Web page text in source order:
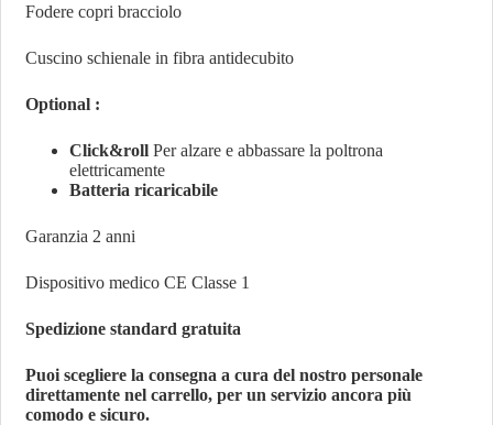
Fodere copri bracciolo
Cuscino schienale in fibra antidecubito
Optional :
Click&roll Per alzare e abbassare la poltrona
elettricamente
Batteria ricaricabile
Garanzia 2 anni
Dispositivo medico CE Classe 1
Spedizione standard gratuita
Puoi scegliere la consegna a cura del nostro personale
direttamente nel carrello, per un servizio ancora più
comodo e sicuro.